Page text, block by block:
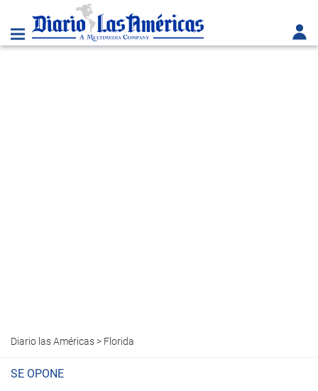
Diario las Américas> Florida
SE OPONE